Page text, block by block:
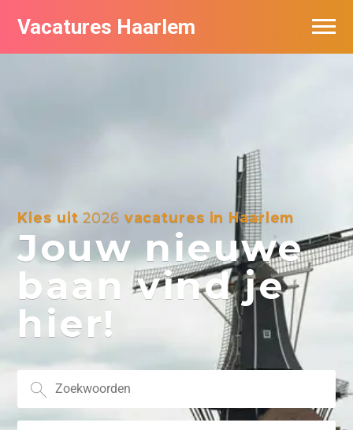
Vacatures Haarlem
Kies uit2026 vacatures in Haarlem
Jouw nieuwe
baan vind je
hier!
Vacatures per bedrijf in Haarlem